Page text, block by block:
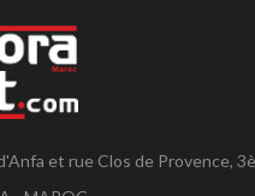
et rue Clos de Provence,